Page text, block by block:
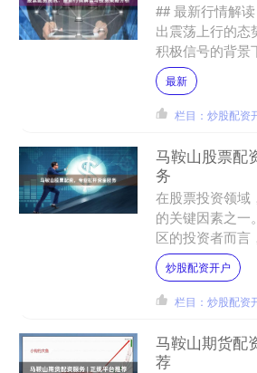
## 最新行情解
出震荡上行的态
积极信号的背景
暖。从板块表现
及消费板块轮动
最新
栏目：炒股配资
马鞍山股票配
务
在股票投资领域
的关键因素之一
区的投资者而言
金压力的情况下
资金使用效率，
炒股配资开户
栏目：炒股配资
马鞍山期货配
荐